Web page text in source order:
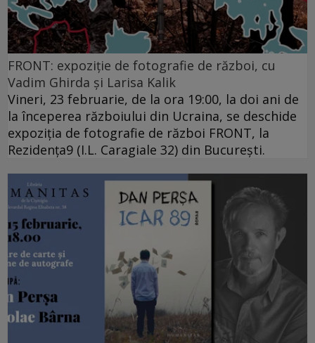
FRONT: expoziție de fotografie de război, cu
Vadim Ghirda și Larisa Kalik
Vineri, 23 februarie, de la ora 19:00, la doi ani de
la începerea războiului din Ucraina, se deschide
expoziția de fotografie de război FRONT, la
Rezidența9 (I.L. Caragiale 32) din București.